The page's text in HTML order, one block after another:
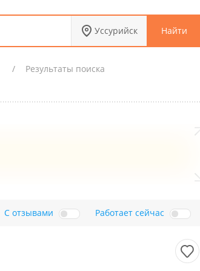
Уссурийск Найти
Результаты поиска
С отзывами Работает сейчас